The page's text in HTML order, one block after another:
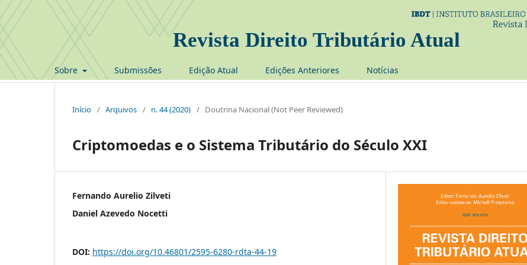
Revista Direito Tributário Atual
Sobre Submissões Edição Atual Edições Anteriores Notí­cias
Início / Arquivos / n. 44 (2020) / Doutrina Nacional (Not Peer Reviewed)
Criptomoedas e o Sistema Tributário do Século XXI
Fernando Aurelio Zilveti
Daniel Azevedo Nocetti
DOI: https://doi.org/10.46801/2595-6280-rdta-44-19